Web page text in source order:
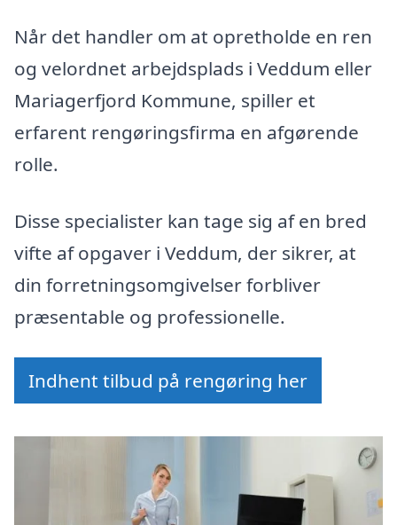
Når det handler om at opretholde en ren
og velordnet arbejdsplads i Veddum eller
Mariagerfjord Kommune, spiller et
erfarent rengøringsfirma en afgørende
rolle.
Disse specialister kan tage sig af en bred
vifte af opgaver i Veddum, der sikrer, at
din forretningsomgivelser forbliver
præsentable og professionelle.
Indhent tilbud på rengøring her